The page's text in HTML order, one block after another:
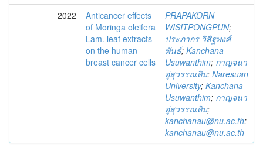
2022
Anticancer effects
of Moringa oleifera
Lam. leaf extracts
on the human
breast cancer cells
PRAPAKORN
WISITPONGPUN;
ประภากร วิสิฐพงศ์
พันธ์; Kanchana
Usuwanthim; กาญจนา
อู่สุวรรณทิม; Naresuan
University; Kanchana
Usuwanthim; กาญจนา
อู่สุวรรณทิม;
kanchanau@nu.ac.th;
kanchanau@nu.ac.th